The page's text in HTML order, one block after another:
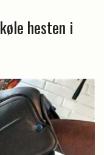
hesten i